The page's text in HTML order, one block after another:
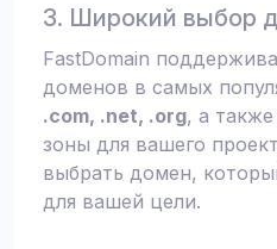
3. Широкий выбор
FastDomain
доменов в самых
.com, .net, .org, а
зоны для вашего
выбрать домен,
для вашей цели.